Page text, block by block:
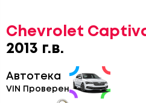
Chevrolet
2013 г.в.
Автотека
VIN Проверен